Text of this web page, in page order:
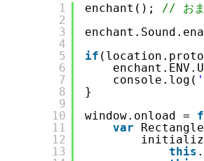
1
2
3
4
5
6
7
8
9
10
11
12
13
enchant(); // おま
if
console.log(
}
window.onload =
var
this